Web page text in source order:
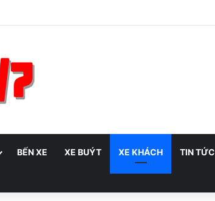
BẾN XE XE BUÝT XE KHÁCH TIN TỨC